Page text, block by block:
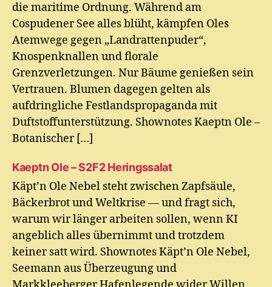
die maritime Ordnung. Während am
Cospudener See alles blüht, kämpfen Oles
Atemwege gegen „Landrattenpuder“,
Knospenknallen und florale
Grenzverletzungen. Nur Bäume genießen sein
Vertrauen. Blumen dagegen gelten als
aufdringliche Festlandspropaganda mit
Duftstoffunterstützung. Shownotes Kaeptn Ole –
Botanischer […]
Kaeptn Ole – S2F2 Heringssalat
Käpt’n Ole Nebel steht zwischen Zapfsäule,
Bäckerbrot und Weltkrise — und fragt sich,
warum wir länger arbeiten sollen, wenn KI
angeblich alles übernimmt und trotzdem
keiner satt wird. Shownotes Käpt’n Ole Nebel,
Seemann aus Überzeugung und